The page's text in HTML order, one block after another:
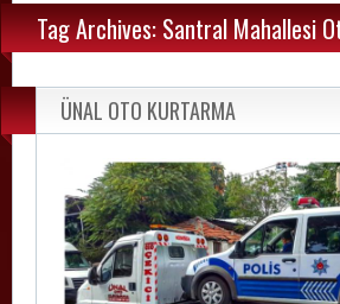
Tag Archives: Santral Mahallesi
ÜNAL OTO KURTARMA